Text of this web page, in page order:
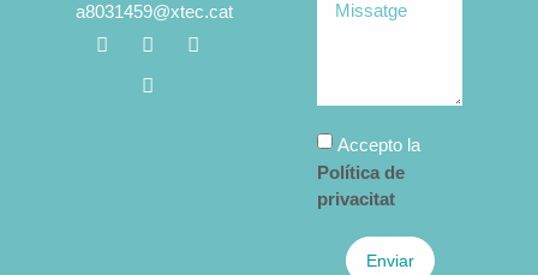
a8031459@xtec.cat
Accepto la
Política de
privacitat
Enviar